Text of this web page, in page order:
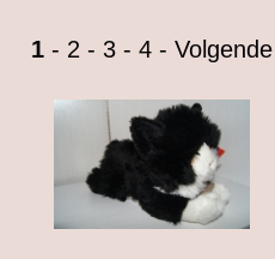
1 - 2 - 3 - 4 - Volgende